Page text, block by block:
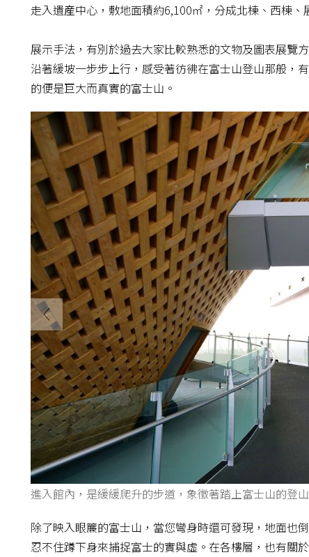
走入遺産中心，敷地面積約6,100㎡，分成北棟、西棟、
展示手法，有別於過去大家比較熟悉的文物及圖表展覽
沿著緩坡一步步上行，感受著彷彿在富士山登山那般，
的便是巨大而真實的富士山。
進入館內，是緩緩爬升的步道，象徵著踏上富士山的登
除了映入眼簾的富士山，當您彎身時還可發現，地面也
忍不住蹲下身來捕捉富士的實與虛。在各樓層，也有關